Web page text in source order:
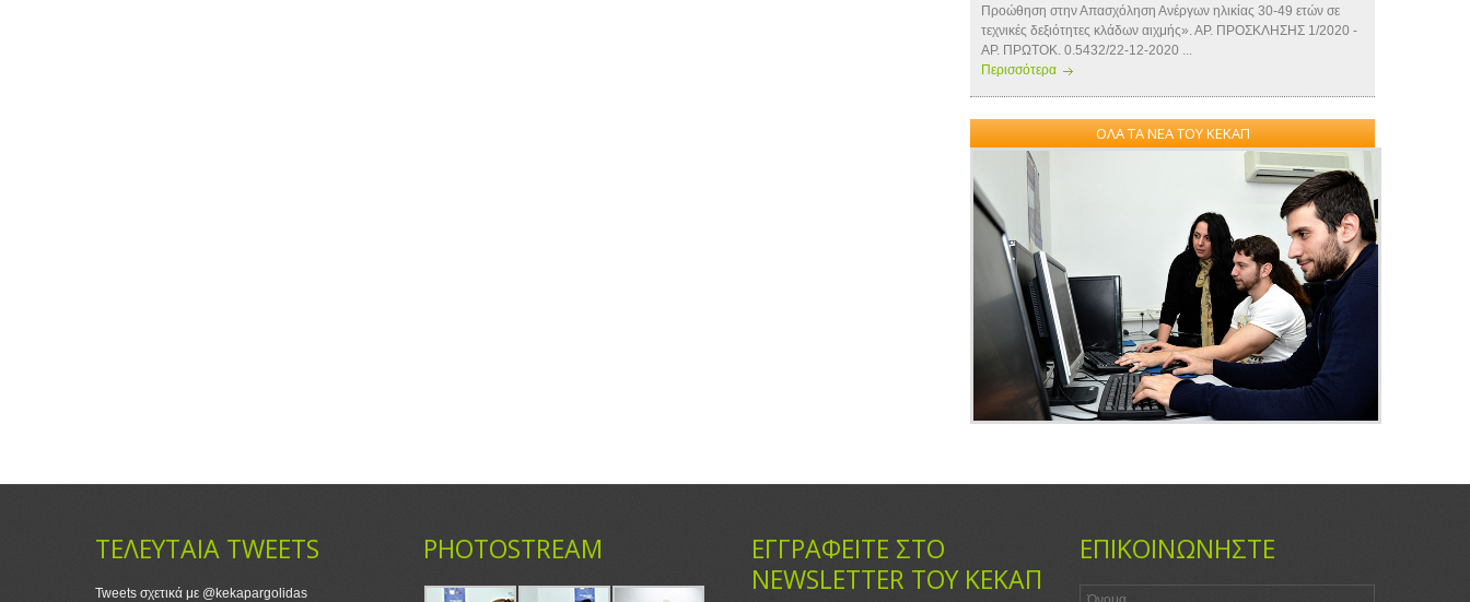
Προώθηση στην Απασχόληση Ανέργων ηλικίας 30-49 ετών σε
τεχνικές δεξιότητες κλάδων αιχμής». ΑΡ. ΠΡΟΣΚΛΗΣΗΣ 1/2020 -
ΑΡ. ΠΡΩΤΟΚ. 0.5432/22-12-2020 ...
Περισσότερα
ΟΛΑ ΤΑ ΝΕΑ ΤΟΥ ΚΕΚΑΠ
ΤΕΛΕΥΤΑΙΑ TWEETS
Tweets σχετικά με @kekapargolidas
PHOTOSTREAM
ΕΓΓΡΑΦΕΙΤΕ ΣΤΟ
NEWSLETTER ΤΟΥ ΚΕΚΑΠ
ΕΠΙΚΟΙΝΩΝΗΣΤΕ